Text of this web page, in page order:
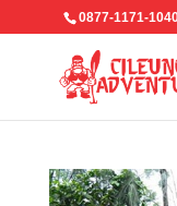
0877-1171-